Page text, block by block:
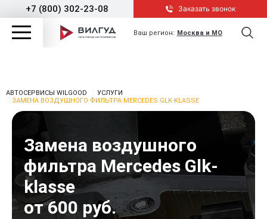
+7 (800) 302-23-08 Заказать звонок
Ваш регион: Москва и МО
АВТОСЕРВИСЫ WILGOOD
УСЛУГИ
ЗАМЕНА ВОЗДУШНОГО ФИЛЬТРА MERCEDES GLK-KLASSE
Замена воздушного
фильтра Mercedes Glk-
klasse
от 600 руб.